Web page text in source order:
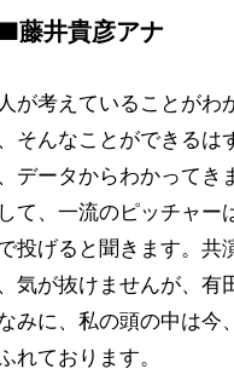
■藤井貴彦アナ
が考えていることがわ
そんなことができるは
データからわかってき
て、一流のピッチャー
投げると聞きます。共
気が抜けませんが、有
みに、私の頭の中は
れております。